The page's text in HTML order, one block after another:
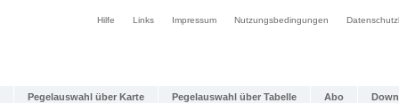
Hilfe Links Impressum Nutzungsbedingungen
Pegelauswahl über Karte Pegelauswahl über Tabelle Abo